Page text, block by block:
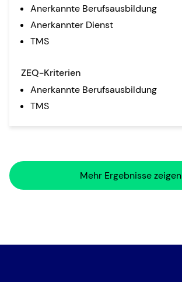
Anerkannte Berufsausbildung
Anerkannter Dienst
TMS
ZEQ-Kriterien
Anerkannte Berufsausbildung
TMS
Mehr Ergebnisse zeigen